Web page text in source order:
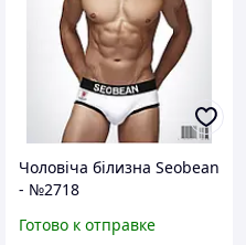
Чоловіча білизна Seobean
- №2718
Готово к отправке